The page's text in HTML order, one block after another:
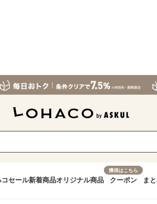
コセール新着商品オリジナル商品
獲得はこちら
クーポン ま